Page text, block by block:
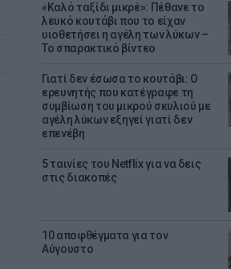
«Καλό ταξίδι μικρέ»: Πέθανε το
λευκό κουτάβι που το είχαν
υιοθετήσει η αγέλη των λύκων –
Το σπαρακτικό βίντεο
Γιατί δεν έσωσα το κουτάβι: Ο
ερευνητής που κατέγραφε τη
συμβίωση του μικρού σκυλιού με
αγέλη λύκων εξηγεί γιατί δεν
επενέβη
5 ταινίες του Netflix για να δεις
στις διακοπές
10 αποφθέγματα για τον
Αύγουστο